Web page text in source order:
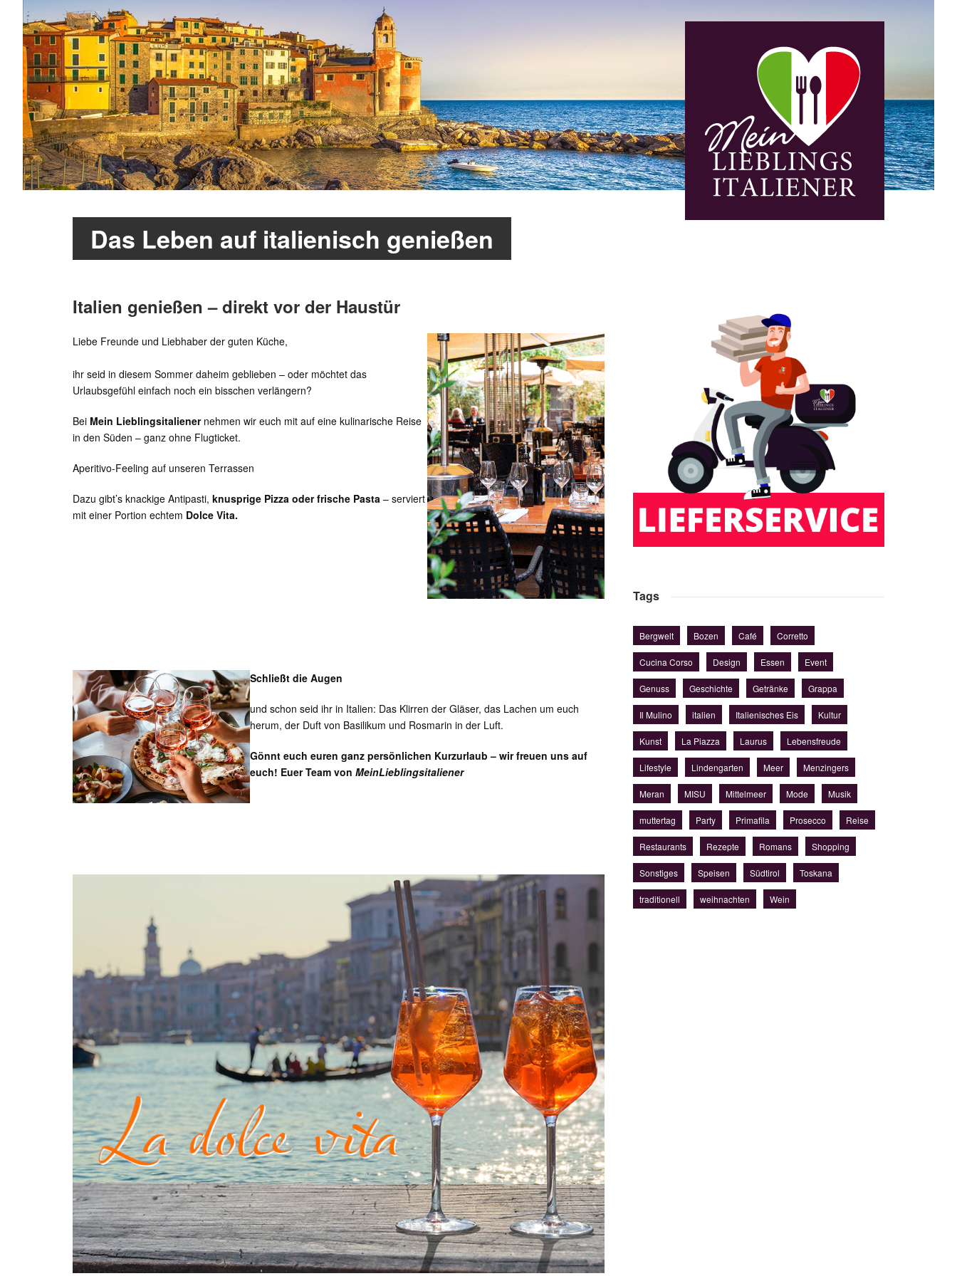
Das Leben auf italienisch genießen
Italien genießen – direkt vor der Haustür
Liebe Freunde und Liebhaber der guten Küche,
ihr seid in diesem Sommer daheim geblieben – oder möchtet das
Urlaubsgefühl einfach noch ein bisschen verlängern?
Bei Mein Lieblingsitalienernehmen wir euch mit auf eine kulinarische Reise
in den Süden – ganz ohne Flugticket.
Aperitivo-Feeling auf unseren Terrassen
Dazu gibt’s knackige Antipasti, knusprige Pizza oder frische Pasta – serviert
mit einer Portion echtem Dolce Vita.
Schließt die Augen
und schon seid ihr in Italien: Das Klirren der Gläser, das Lachen um euch
herum, der Duft von Basilikum und Rosmarin in der Luft.
Gönnt euch euren ganz persönlichen Kurzurlaub – wir freuen uns auf
euch! Euer Team von MeinLieblingsitaliener
Tags
Bergwelt Bozen Café Corretto
Cucina Corso Design Essen Event
Genuss Geschichte Getränke Grappa
Il Mulino italien Italienisches Eis Kultur
Kunst La Piazza Laurus Lebensfreude
Lifestyle Lindengarten Meer Menzingers
Meran MISU Mittelmeer Mode Musik
muttertag Party Primafila Prosecco Reise
Restaurants Rezepte Romans Shopping
Sonstiges Speisen Südtirol Toskana
traditionell weihnachten Wein